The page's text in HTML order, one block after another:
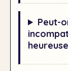
Peut-